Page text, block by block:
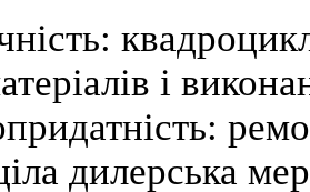
і
дилерська